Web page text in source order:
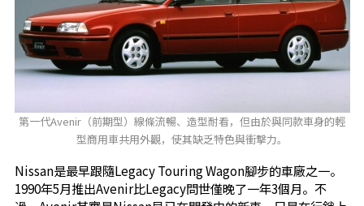
第一代Avenir（前期型）線條流暢、造型耐看，但由於與同款車身的輕
型商用車共用外觀，使其缺乏特色與衝擊力。
Nissan是最早跟隨Legacy Touring Wagon腳步的車廠之一。
1990年5月推出Avenir比Legacy問世僅晚了一年3個月。不